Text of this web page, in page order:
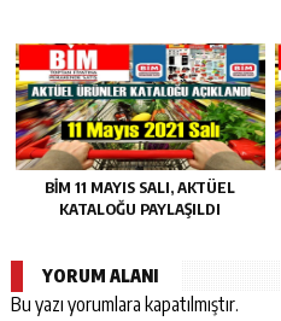
BIM 11 MAYIS SALI, AKTÜEL
KATALOĞU PAYLAŞILDI
YORUM ALANI
Bu yazı yorumlara kapatılmıştır.